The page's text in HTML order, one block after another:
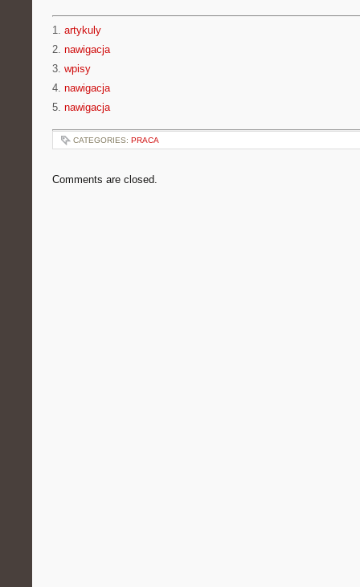
1. artykuly
2. nawigacja
3. wpisy
4. nawigacja
5. nawigacja
CATEGORIES: PRACA
Comments are closed.